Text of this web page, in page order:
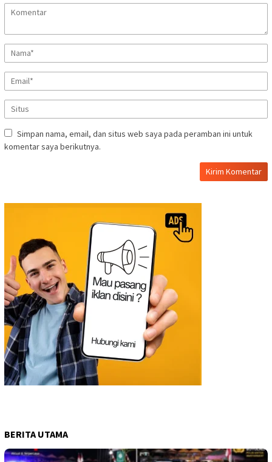
Simpan nama, email, dan situs web saya pada peramban ini untuk
komentar saya berikutnya.
BERITA UTAMA